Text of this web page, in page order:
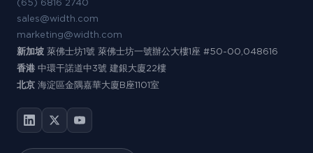
(65) 6816 2740
sales@width.com
marketing@width.com
新加坡 萊佛士坊1號 萊佛士坊一號辦公大樓1座 #50-00,048616
香港 中環干諾道中3號 建銀大廈22樓
北京 海淀區金隅嘉華大廈B座1101室